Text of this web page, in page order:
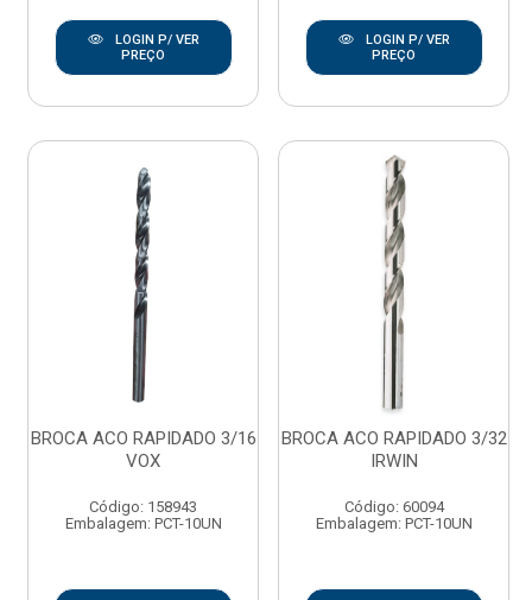
LOGIN P/ VER
PREÇO
LOGIN P/ VER
PREÇO
BROCA ACO RAPIDADO 3/16
VOX
Código: 158943
Embalagem: PCT-10UN
BROCA ACO RAPIDADO 3/32
IRWIN
Código: 60094
Embalagem: PCT-10UN